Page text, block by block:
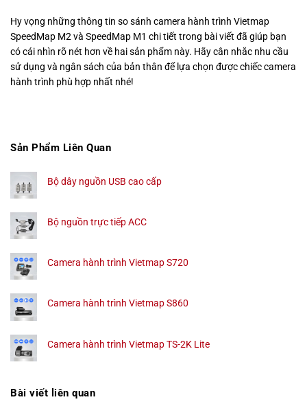
Hy vọng những thông tin so sánh camera hành trình Vietmap
SpeedMap M2 và SpeedMap M1 chi tiết trong bài viết đã giúp bạn
có cái nhìn rõ nét hơn về hai sản phẩm này. Hãy cân nhắc nhu cầu
sử dụng và ngân sách của bản thân để lựa chọn được chiếc camera
hành trình phù hợp nhất nhé!
Sản Phẩm Liên Quan
Bộ dây nguồn USB cao cấp
Bộ nguồn trực tiếp ACC
Camera hành trình Vietmap S720
Camera hành trình Vietmap S860
Camera hành trình Vietmap TS-2K Lite
Bài viết liên quan